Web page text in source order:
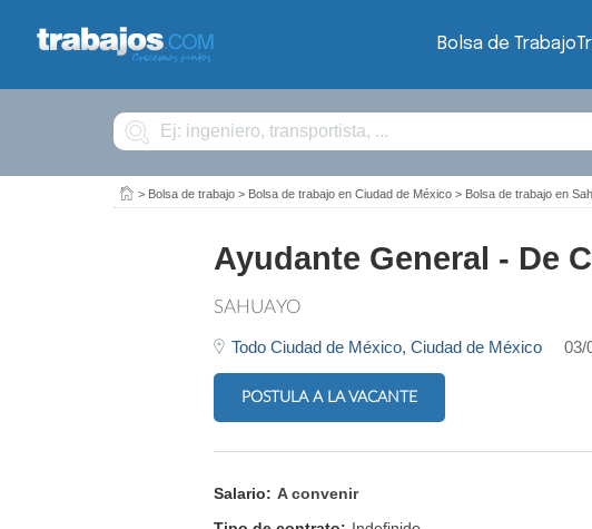
Bolsa de Trabajo
Buscar
> Bolsa de trabajo > Bolsa de trabajo en Ciudad de México > Bolsa de trabajo en
Ayudante General - De
SAHUAYO
Todo Ciudad de México, Ciudad de México 03/
POSTULA A LA VACANTE
Salario: A convenir